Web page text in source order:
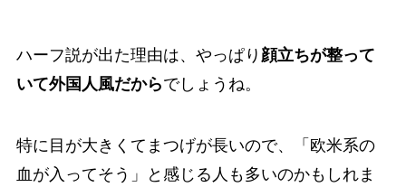
ハーフ説が出た理由は、やっぱり 顔立ちが整って
いて外国人風だからでしょうね。
特に目が大きくてまつげが長いので、「欧米系の
血が入ってそう」と感じる人も多いのかもしれま